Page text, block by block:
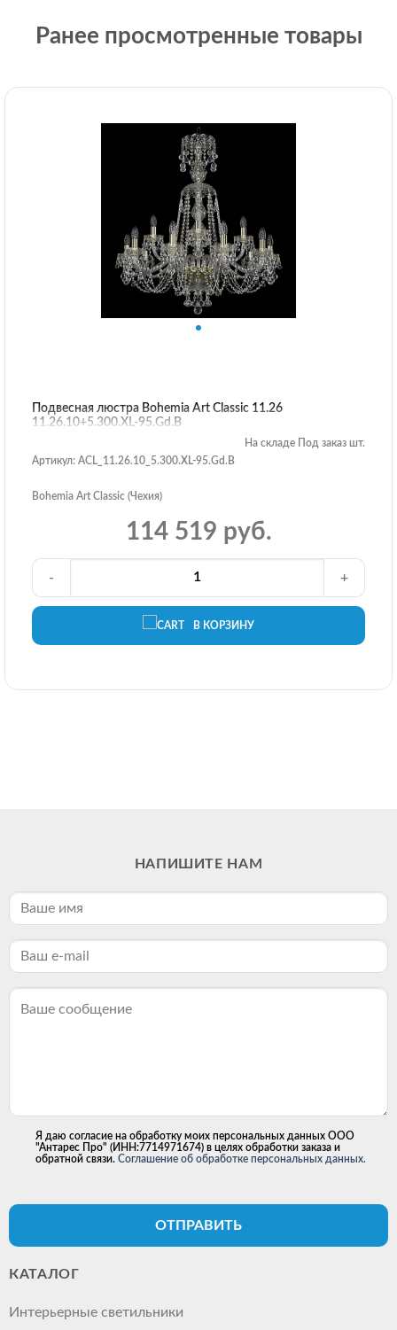
Ранее просмотренные товары
Подвесная люстра Bohemia Art Classic 11.26
11.26.10+5.300.XL-95.Gd.B
На складе Под заказ шт.
Артикул: ACL_11.26.10_5.300.XL-95.Gd.B
Bohemia Art Classic (Чехия)
114 519 руб.
В КОРЗИНУ
- +
НАПИШИТЕ НАМ
Я даю согласие на обработку моих персональных данных ООО
"Антарес Про" (ИНН:7714971674) в целях обработки заказа и
обратной связи. Соглашение об обработке персональных данных.
ОТПРАВИТЬ
КАТАЛОГ
Интерьерные светильники